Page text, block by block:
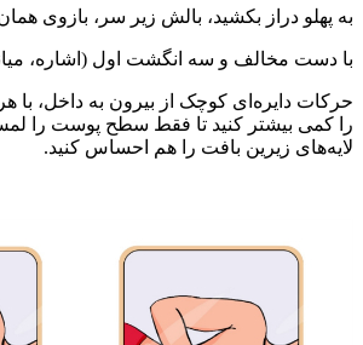
دراز بکشید، بالش زیر سر، بازوی همان
مخالف و سه انگشت اول (اشاره، میانی،
کوچک از بیرون به داخل، با هر دور،
بیشتر کنید تا فقط سطح پوست را لمس نکنید و
زیرین بافت را هم احساس کنید.